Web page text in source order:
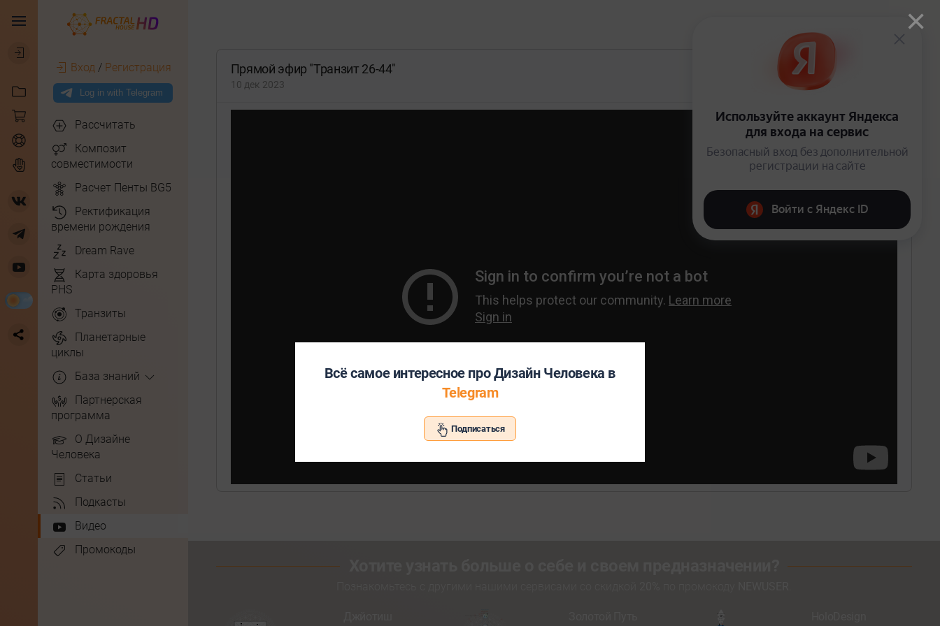
Вход / Регистрация
Рассчитать
Композит
совместимости
Расчет Пенты BG5
Ректификация
времени рождения
Dream Rave
Карта здоровья
PHS
Транзиты
Планетарные
циклы
База знаний
Партнерская
программа
О Дизайне
Человека
Статьи
Подкасты
Видео
Промокоды
Прямой эфир "Транзит 26-44"
10 дек 2023
×
Всё самое интересное про Дизайн Человека в
Telegram
Подписаться